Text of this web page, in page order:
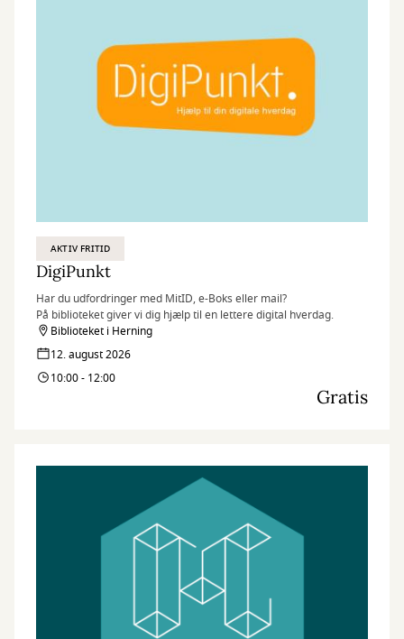
AKTIV FRITID
DigiPunkt
Har du udfordringer med MitID, e-Boks eller mail?
På biblioteket giver vi dig hjælp til en lettere digital hverdag.
Biblioteket i Herning
12. august 2026
10:00 - 12:00
Gratis